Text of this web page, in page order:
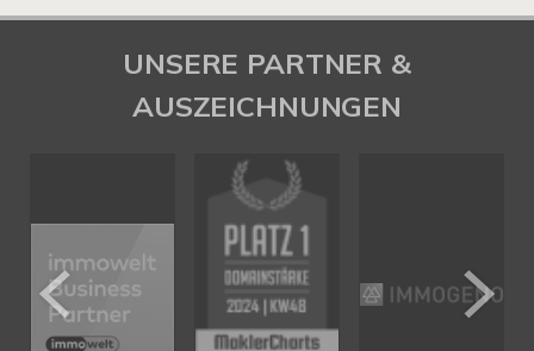
UNSERE PARTNER &
AUSZEICHNUNGEN